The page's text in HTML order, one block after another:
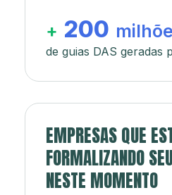
+ 200
de guias DAS geradas
EMPRESAS QUE
FORMALIZANDO
NESTE MOMENTO